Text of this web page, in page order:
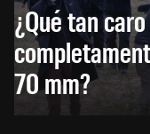
¿Qué tan
70 mm?